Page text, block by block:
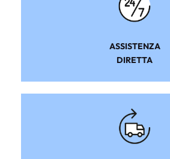
ASSISTENZA
DIRETTA